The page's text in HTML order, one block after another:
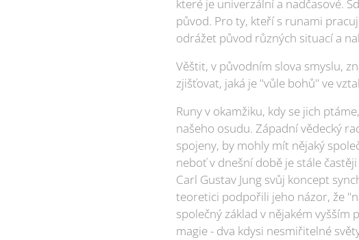
které je univerzální a nadčasové.
původ. Pro ty, kteří s runami
odrážet původ různých situací a
Věštit, v původním slova smyslu,
zjišťovat, jaká je "vůle bohů" ve
Runy v okamžiku, kdy se jich
našeho osudu. Západní vědecký
spojeny, by mohly mít nějaký
neboť v dnešní době je stále
Carl Gustav Jung svůj koncept
teoretici podpořili jeho názor, že
společný základ v nějakém
magie - dva kdysi nesmiřitelné